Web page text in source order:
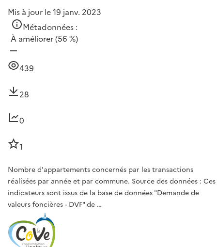
Mis à jour le 19 janv. 2023
Métadonnées :
À améliorer(56 %)
439
28
0
1
Nombre d'appartements concernés par les transactions
réalisées par année et par commune. Source des données : Ces
indicateurs sont issus de la base de données "Demande de
valeurs foncières - DVF" de …